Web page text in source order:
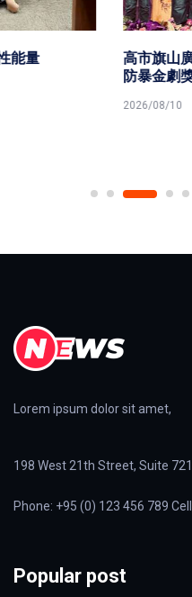
高市旗山廣福社區「四頭四
Lorem ipsum dolor sit amet,
198 West 21th Street, Suite
Phone: +95 (0) 123 456 789
Popular post